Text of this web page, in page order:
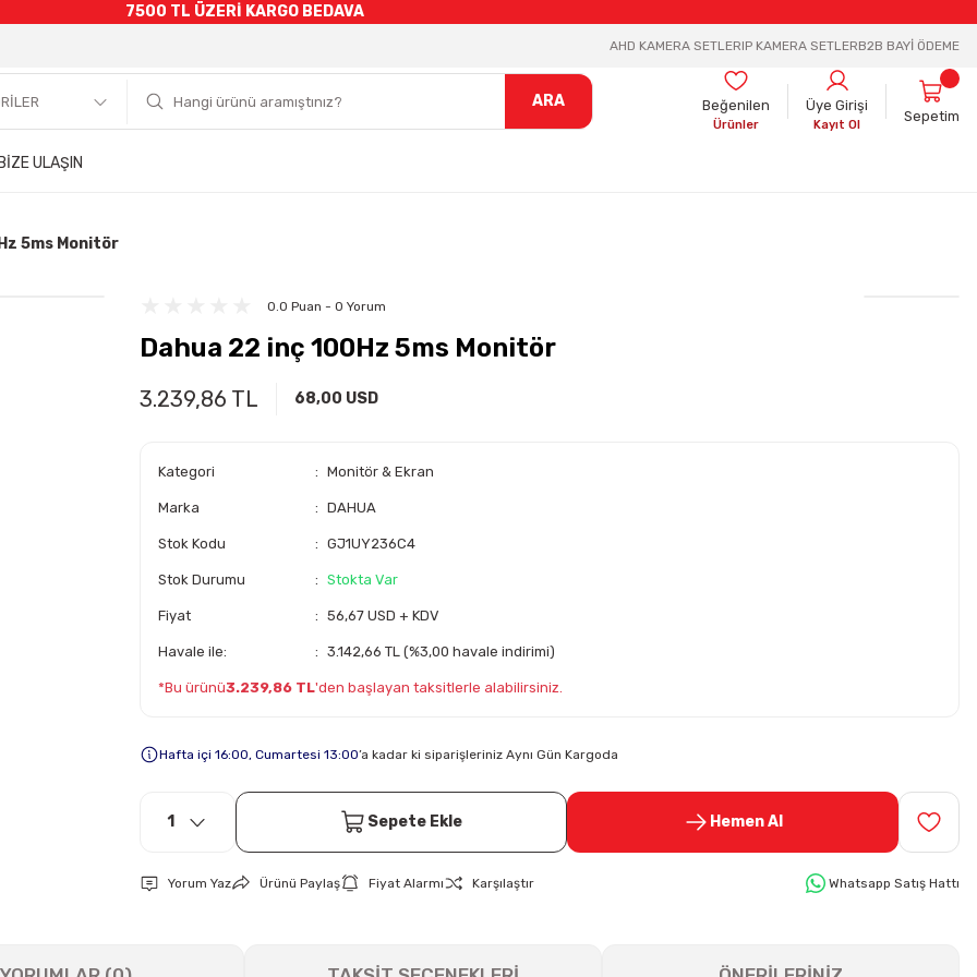
7500 TL ÜZERİ KARGO BEDAVA
AHD KAMERA SETLERIP KAMERA SETLERB2B BAYİ ÖDEME
ARA Beğenilen
Ürünler
Üye Girişi
Kayıt Ol
Sepetim
BİZE ULAŞIN
5ms Monitör
0.0 Puan - 0 Yorum
Dahua 22 inç 100Hz 5ms Monitör
3.239,86 TL 68,00 USD
Kategori Monitör & Ekran
Marka DAHUA
Stok Kodu GJ1UY236C4
Stok Durumu Stokta Var
Fiyat 56,67 USD + KDV
Havale ile: 3.142,66 TL (%3,00 havale indirimi)
*Bu ürünü3.239,86 TL'den başlayan taksitlerle alabilirsiniz.
Hafta içi 16:00, Cumartesi 13:00’a kadar ki siparişleriniz Aynı Gün Kargoda
Sepete Ekle Hemen Al
Yorum Yaz Ürünü Paylaş Fiyat Alarmı Karşılaştır Whatsapp Satış Hattı